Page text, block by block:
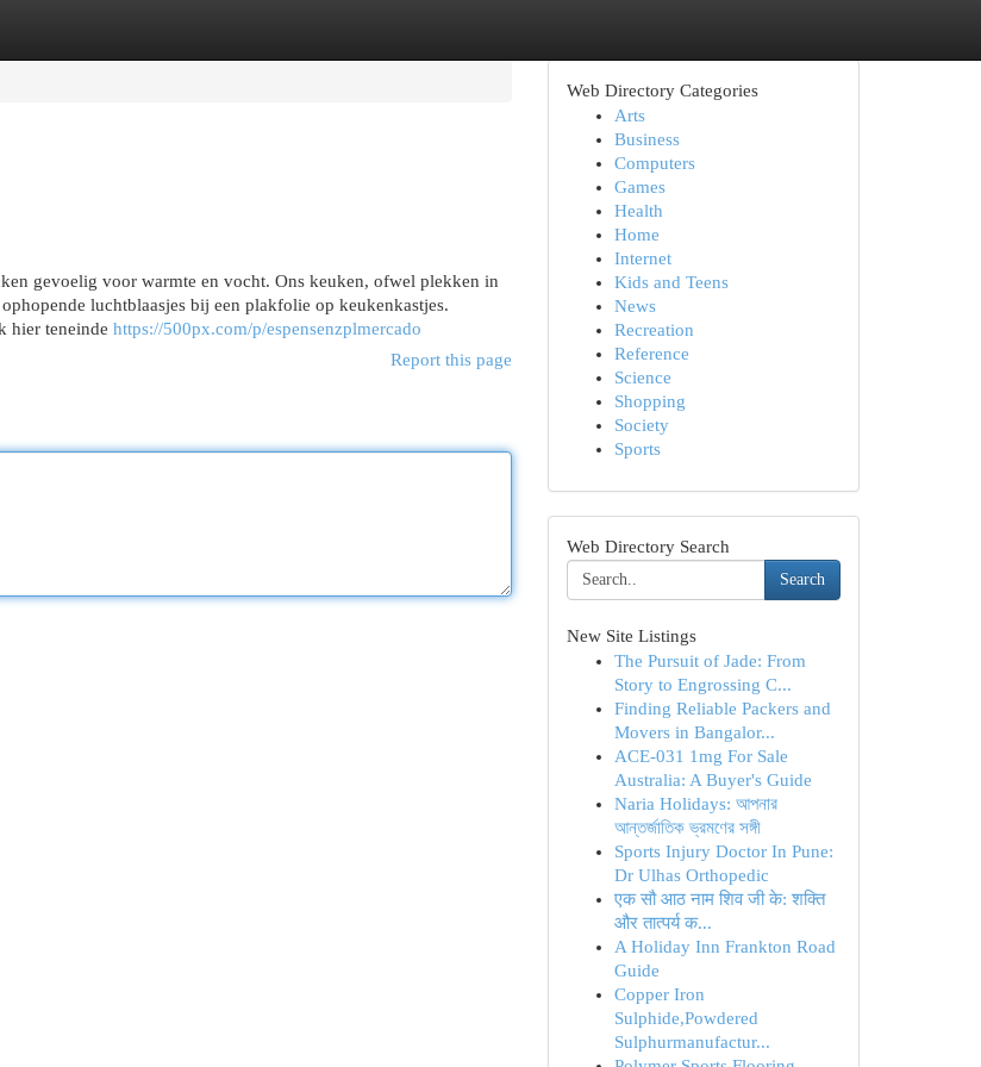
gevoelig voor warmte en vocht. Ons keuken, ofwel plekken in
luchtblaasjes bij een plakfolie op keukenkastjes.
hier teneinde https://500px.com/p/espensenzplmercado
Report this page
Web Directory Categories
Arts
Business
Computers
Games
Health
Home
Internet
Kids and Teens
News
Recreation
Reference
Science
Shopping
Society
Sports
Web Directory Search
Search
New Site Listings
The Pursuit of Jade: From
Story to Engrossing C...
Finding Reliable Packers and
Movers in Bangalor...
ACE-031 1mg For Sale
Australia: A Buyer's Guide
Naria Holidays: আপনার
আন্তর্জাতিক ভ্রমণের সঙ্গী
Sports Injury Doctor In Pune:
Dr Ulhas Orthopedic
एक सौ आठ नाम शिव जी के: शक्ति
और तात्पर्य क...
A Holiday Inn Frankton Road
Guide
Copper Iron
Sulphide,Powdered
Sulphurmanufactur...